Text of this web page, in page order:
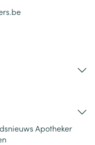
Apotheker